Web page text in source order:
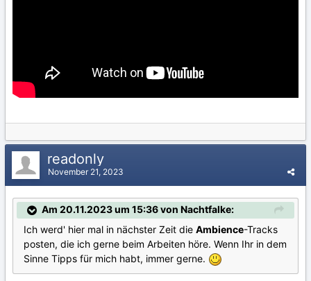
readonly
November 21, 2023
Am 20.11.2023 um 15:36 von Nachtfalke:
Ich werd' hier mal in nächster Zeit die Ambience-Tracks
posten, die ich gerne beim Arbeiten höre. Wenn Ihr in dem
Sinne Tipps für mich habt, immer gerne.